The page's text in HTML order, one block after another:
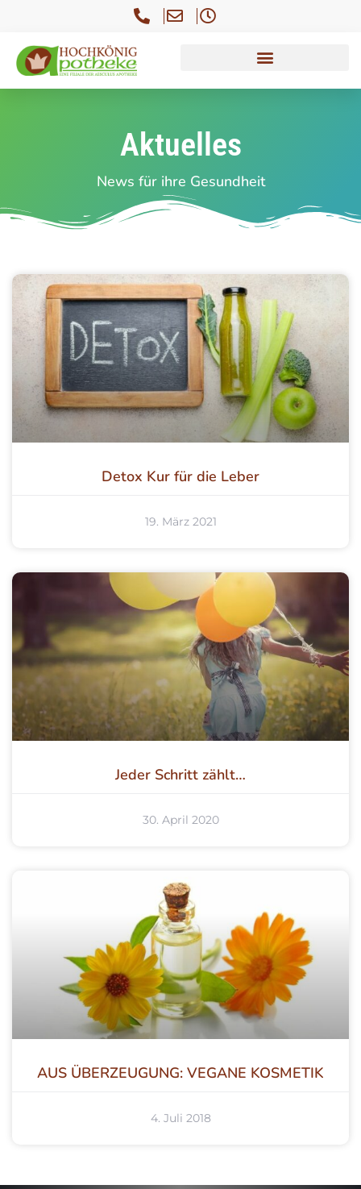
Aktuelles
News für ihre Gesundheit
Detox Kur für die Leber
19. März 2021
Jeder Schritt zählt…
30. April 2020
AUS ÜBERZEUGUNG: VEGANE KOSMETIK
4. Juli 2018